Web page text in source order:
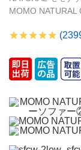
MOMO NATURAL